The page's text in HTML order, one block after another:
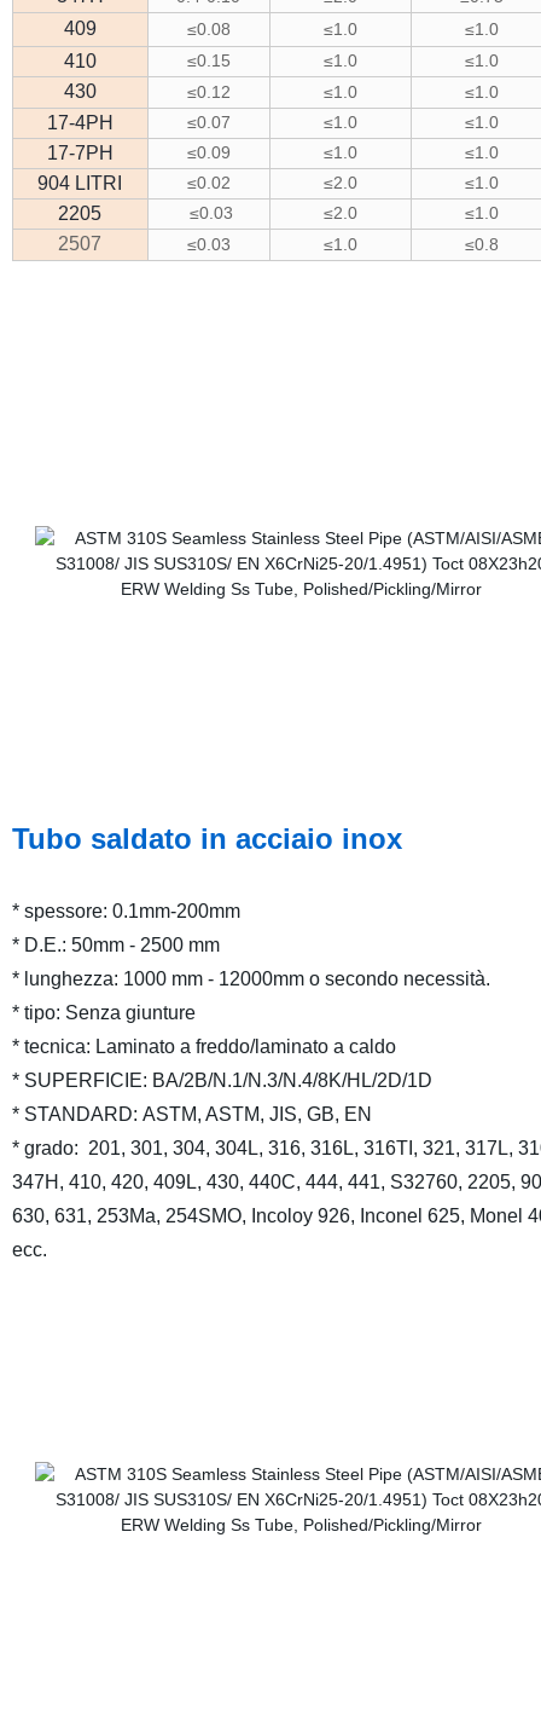
409 ≤0.08 ≤1.0 ≤1.0
410 ≤0.15 ≤1.0 ≤1.0
430 ≤0.12 ≤1.0 ≤1.0
17-4PH ≤0.07 ≤1.0 ≤1.0
17-7PH ≤0.09 ≤1.0 ≤1.0
904 LITRI ≤0.02 ≤2.0 ≤1.0
2205 ≤0.03 ≤2.0 ≤1.0
2507 ≤0.03 ≤1.0 ≤0.8
Tubo saldato in acciaio inox
* spessore: 0.1mm-200mm
* D.E.: 50mm - 2500 mm
* lunghezza: 1000 mm - 12000mm o secondo necessità.
* tipo: Senza giunture
* tecnica: Laminato a freddo/laminato a caldo
* SUPERFICIE: BA/2B/N.1/N.3/N.4/8K/HL/2D/1D
* STANDARD: ASTM, ASTM, JIS, GB, EN
* grado: 201, 301, 304, 304L, 316, 316L, 316TI, 321, 317L,
347H, 410, 420, 409L, 430, 440C, 444, 441, S32760, 2205,
630, 631, 253Ma, 254SMO, Incoloy 926, Inconel 625, Monel
ecc.